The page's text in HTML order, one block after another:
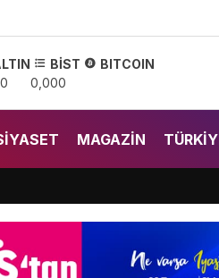
BİST
0,000
BITCOIN
MAGAZIN